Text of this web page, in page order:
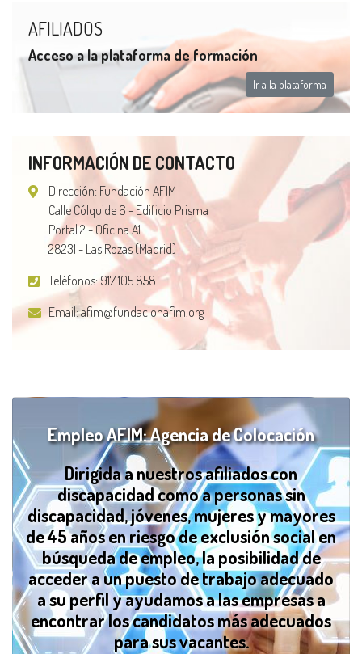
AFILIADOS
Acceso a la plataforma de formación
Ir a la plataforma
INFORMACIÓN DE CONTACTO
Dirección: Fundación AFIM
Calle Cólquide 6 - Edificio Prisma
Portal 2 - Oficina A1
28231 - Las Rozas (Madrid)
Teléfonos:917 105 858
Email:afim@fundacionafim.org
Empleo AFIM: Agencia de Colocación
Dirigida a nuestros afiliados con
discapacidad como a personas sin
discapacidad, jóvenes, mujeres y mayores
de 45 años en riesgo de exclusión social en
búsqueda de empleo, la posibilidad de
acceder a un puesto de trabajo adecuado
a su perfil y ayudamos a las empresas a
encontrar los candidatos más adecuados
para sus vacantes.